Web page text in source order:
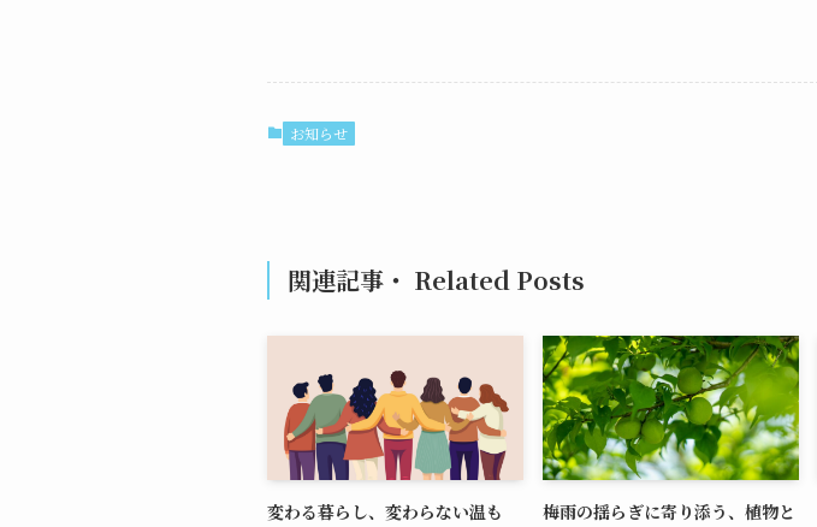
お知らせ
関連記事・ Related Posts
変わる暮らし、変わらない温も
梅雨の揺らぎに寄り添う、植物と